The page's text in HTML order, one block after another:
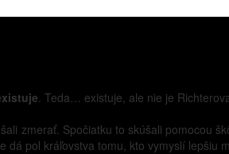
. Teda… existuje, ale nie je
zmerať. Spočiatku to skúšali pomocou
pol kráľovstva tomu, kto vymyslí lepšiu